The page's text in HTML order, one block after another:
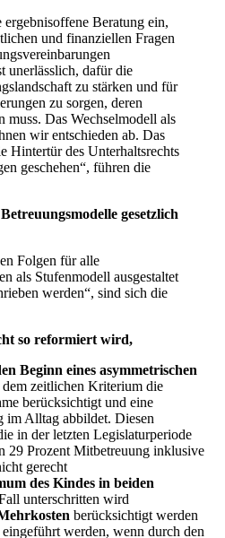
ergebnisoffene Beratung ein,
und finanziellen Fragen
unerlässlich, dafür die
zu stärken und für
zu sorgen, deren
muss. Das Wechselmodell als
wir entschieden ab. Das
Hintertür des Unterhaltsrechts
geschehen“, führen die
gesetzlich
Folgen für alle
als Stufenmodell ausgestaltet
werden“, sind sich die
so reformiert wird,
Beginn eines asymmetrischen
dem zeitlichen Kriterium die
berücksichtigt und eine
im Alltag abbildet. Diesen
in der letzten Legislaturperiode
29 Prozent Mitbetreuung inklusive
gerecht
des Kindes in beiden
unterschritten wird
berücksichtigt werden
eingeführt werden, wenn durch den